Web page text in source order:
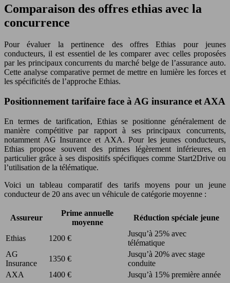
Comparaison des offres ethias avec la
concurrence
Pour évaluer la pertinence des offres Ethias pour jeunes
conducteurs, il est essentiel de les comparer avec celles proposées
par les principaux concurrents du marché belge de l’assurance auto.
Cette analyse comparative permet de mettre en lumière les forces et
les spécificités de l’approche Ethias.
Positionnement tarifaire face à AG insurance et AXA
En termes de tarification, Ethias se positionne généralement de
manière compétitive par rapport à ses principaux concurrents,
notamment AG Insurance et AXA. Pour les jeunes conducteurs,
Ethias propose souvent des primes légèrement inférieures, en
particulier grâce à ses dispositifs spécifiques comme Start2Drive ou
l’utilisation de la télématique.
Voici un tableau comparatif des tarifs moyens pour un jeune
conducteur de 20 ans avec un véhicule de catégorie moyenne :
Assureur
Prime annuelle
moyenne
Réduction spéciale jeune
Ethias 1200 €
Jusqu’à 25% avec
télématique
AG
Insurance
1350 €
Jusqu’à 20% avec stage
conduite
AXA
1400 € Jusqu’à 15% première année